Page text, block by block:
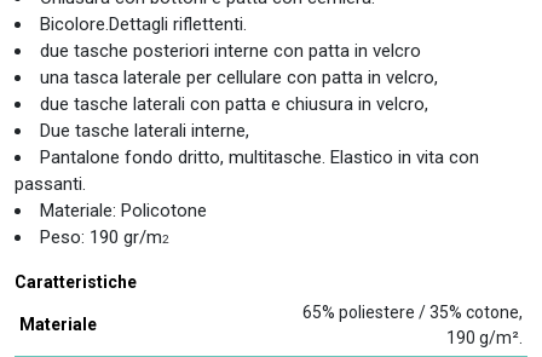
Bicolore.Dettagli riflettenti.
due tasche posteriori interne con patta in velcro
una tasca laterale per cellulare con patta in velcro,
due tasche laterali con patta e chiusura in velcro,
Due tasche laterali interne,
Pantalone fondo dritto, multitasche. Elastico in vita con
passanti.
Materiale: Policotone
Peso: 190 gr/m2
Caratteristiche
Materiale
65% poliestere / 35% cotone,
190 g/m².